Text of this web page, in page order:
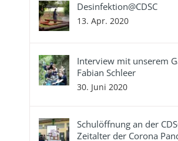
Desinfektion@CDSC
13. Apr. 2020
Interview mit unserem
Fabian Schleer
30. Juni 2020
Schulöffnung an der
Zeitalter der Corona